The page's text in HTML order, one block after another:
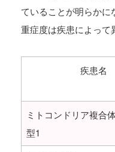
ていることが明らかに
重症度は疾患によって
疾患名
ミトコンドリア複合
型1